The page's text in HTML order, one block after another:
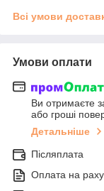
Всі умови
Умови оплати
Ви отримаєте
або гроші
Детальніше
Післяплата
Оплата на